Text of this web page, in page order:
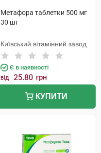
Метафора таблетки 500 мг
30 шт
Київський вітамінний завод
Є в наявності
від 25.80 грн
КУПИТИ